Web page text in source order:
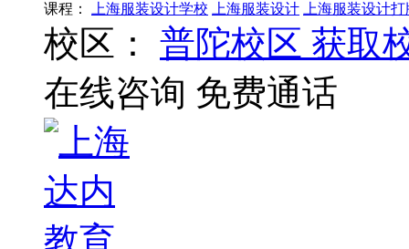
课程： 上海服装设计学校 上海服装设计 上海服装设计
校区： 普陀校区 获取
在线咨询 免费通话